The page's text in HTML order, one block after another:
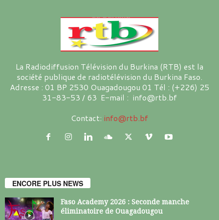
La Radiodiffusion Télévision du Burkina (RTB) est la
société publique de radiotélévision du Burkina Faso.
Adresse : 01 BP 2530 Ouagadougou 01 Tél : (+226) 25
31-83-53 / 63 E-mail : info@rtb.bf
Contact: info@rtb.bf
ENCORE PLUS NEWS
Faso Academy 2026 : Seconde manche
éliminatoire de Ouagadougou